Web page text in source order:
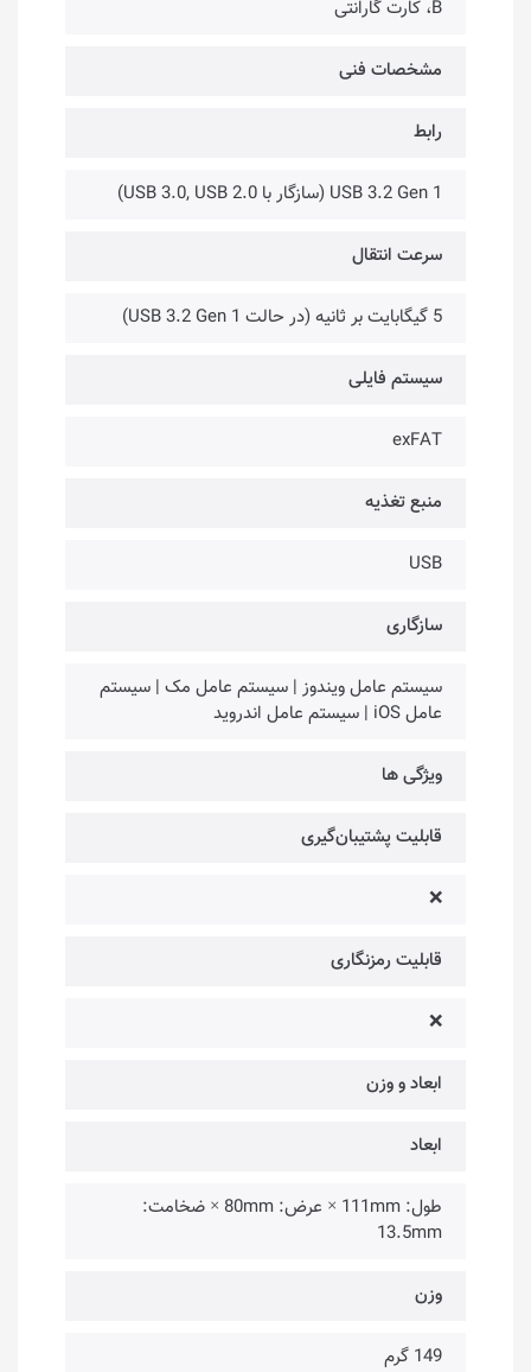
B، کارت گارانتی
مشخصات فنی
رابط
USB 3.2 Gen 1 (سازگار با USB 3.0, USB 2.0)
سرعت انتقال
5 گیگابایت بر ثانیه (در حالت USB 3.2 Gen 1)
سیستم فایلی
exFAT
منبع تغذیه
USB
سازگاری
سیستم عامل ویندوز | سیستم عامل مک | سیستم
عامل iOS | سیستم عامل اندروید
ویژگی ها
قابلیت پشتیبان‌گیری
❌
قابلیت رمزنگاری
❌
ابعاد و وزن
ابعاد
طول: 111mm × عرض: 80mm × ضخامت:
13.5mm
وزن
149 گرم